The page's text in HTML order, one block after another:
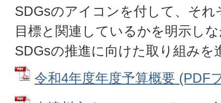
SDGsのアイコンを付して、そ
目標と関連しているかを明示し
SDGsの推進に向けた取り組みを
令和4年度年度予算概要 (PDF